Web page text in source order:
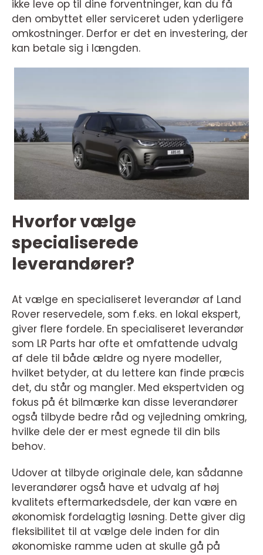
ikke leve op til dine forventninger, kan du få
den ombyttet eller serviceret uden yderligere
omkostninger. Derfor er det en investering, der
kan betale sig i længden.
Hvorfor vælge
specialiserede
leverandører?
At vælge en specialiseret leverandør af Land
Rover reservedele, som f.eks. en lokal ekspert,
giver flere fordele. En specialiseret leverandør
som LR Parts har ofte et omfattende udvalg
af dele til både ældre og nyere modeller,
hvilket betyder, at du lettere kan finde præcis
det, du står og mangler. Med ekspertviden og
fokus på ét bilmærke kan disse leverandører
også tilbyde bedre råd og vejledning omkring,
hvilke dele der er mest egnede til din bils
behov.
Udover at tilbyde originale dele, kan sådanne
leverandører også have et udvalg af høj
kvalitets eftermarkedsdele, der kan være en
økonomisk fordelagtig løsning. Dette giver dig
fleksibilitet til at vælge dele inden for din
økonomiske ramme uden at skulle gå på